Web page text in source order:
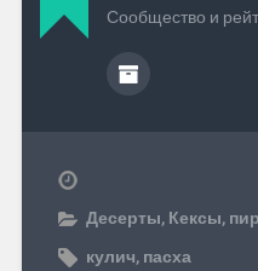
Сообщество и
Десерты, Кексы,
кулич, пасха